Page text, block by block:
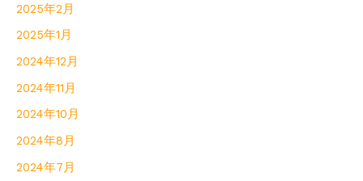
2025年2月
2025年1月
2024年12月
2024年11月
2024年10月
2024年8月
2024年7月